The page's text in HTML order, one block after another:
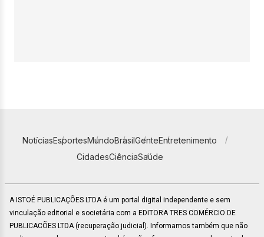
NotíciasEsportesMundoBrasilGenteEntretenimento
CidadesCiênciaSaúde
A ISTOÉ PUBLICAÇÕES LTDA é um portal digital independente e sem
vinculação editorial e societária com a EDITORA TRES COMÉRCIO DE
PUBLICACÕES LTDA (recuperação judicial). Informamos também que não